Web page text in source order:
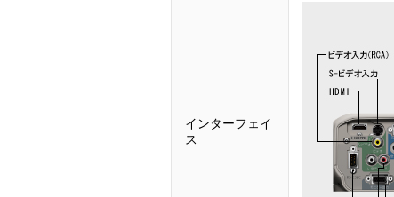
インターフェイ
ス